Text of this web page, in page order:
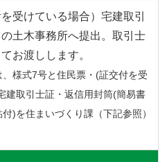
受けている場合）宅建取引
土木事務所へ提出。取引士
お渡しします。
様式7号と住民票・(証交付を受
建取引士証・返信用封筒(簡易書
)を住まいづくり課（下記参照）